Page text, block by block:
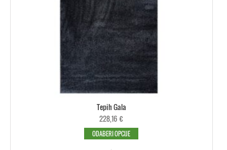
Tepih Gala
228,16 €
ODABERI OPCIJE